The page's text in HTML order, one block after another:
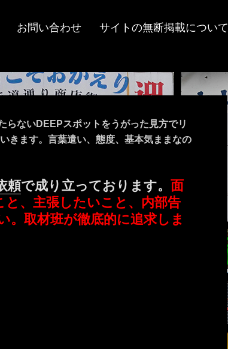
お問い合わせ サイトの無断掲載について
らないDEEPスポットをうがった見方でリ
きます。言葉遣い、態度、基本気ままなの
頼で成り立っております。 面
、主張したいこと、内部告
。取材班が徹底的に追求しま